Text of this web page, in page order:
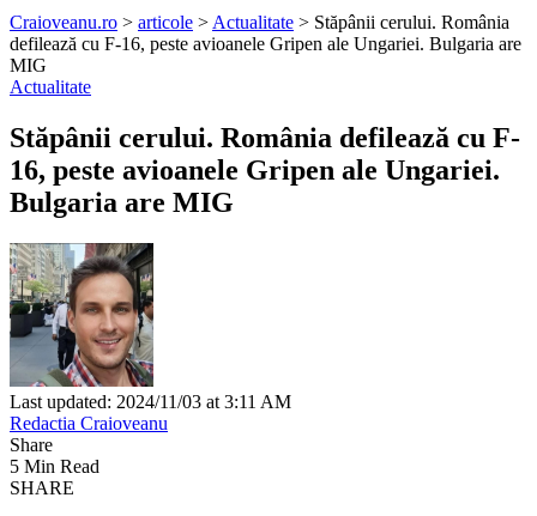
Craioveanu.ro > articole > Actualitate > Stăpânii cerului. România
defilează cu F-16, peste avioanele Gripen ale Ungariei. Bulgaria are
MIG
Actualitate
Stăpânii cerului. România defilează cu F-
16, peste avioanele Gripen ale Ungariei.
Bulgaria are MIG
Last updated: 2024/11/03 at 3:11 AM
Redactia Craioveanu
Share
5 Min Read
SHARE